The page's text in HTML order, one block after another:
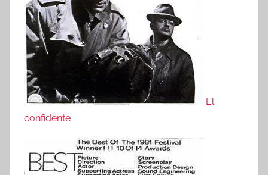
El
confidente